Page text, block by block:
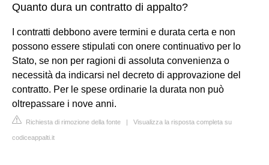
Quanto dura un contratto di appalto?
I contratti debbono avere termini e durata certa e non
possono essere stipulati con onere continuativo per lo
Stato, se non per ragioni di assoluta convenienza o
necessità da indicarsi nel decreto di approvazione del
contratto. Per le spese ordinarie la durata non può
oltrepassare i nove anni.
Richiesta di rimozione della fonte | Visualizza la risposta completa su
codiceappalti.it